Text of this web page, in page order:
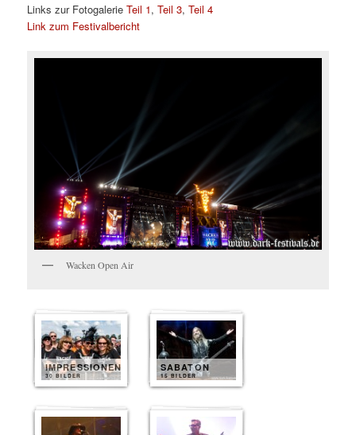
Links zur FotogalerieTeil 1,Teil 3,Teil 4
Link zum Festivalbericht
Wacken Open Air
IMPRESSIONEN
30 BILDER
SABATON
15 BILDER